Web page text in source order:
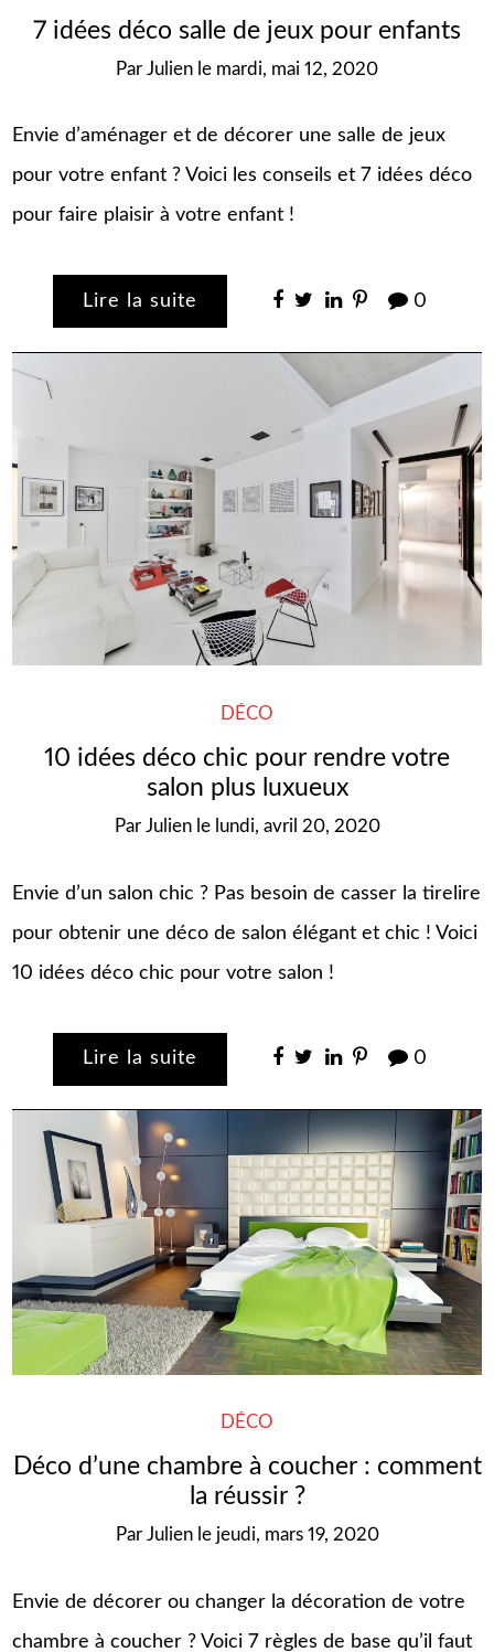
7 idées déco salle de jeux pour enfants
Par Julien le mardi, mai 12, 2020
Envie d’aménager et de décorer une salle de jeux
pour votre enfant ? Voici les conseils et 7 idées déco
pour faire plaisir à votre enfant !
Lire la suite 0
DÉCO
10 idées déco chic pour rendre votre
salon plus luxueux
Par Julien le lundi, avril 20, 2020
Envie d’un salon chic ? Pas besoin de casser la tirelire
pour obtenir une déco de salon élégant et chic ! Voici
10 idées déco chic pour votre salon !
Lire la suite 0
DÉCO
Déco d’une chambre à coucher : comment
la réussir ?
Par Julien le jeudi, mars 19, 2020
Envie de décorer ou changer la décoration de votre
chambre à coucher ? Voici 7 règles de base qu’il faut